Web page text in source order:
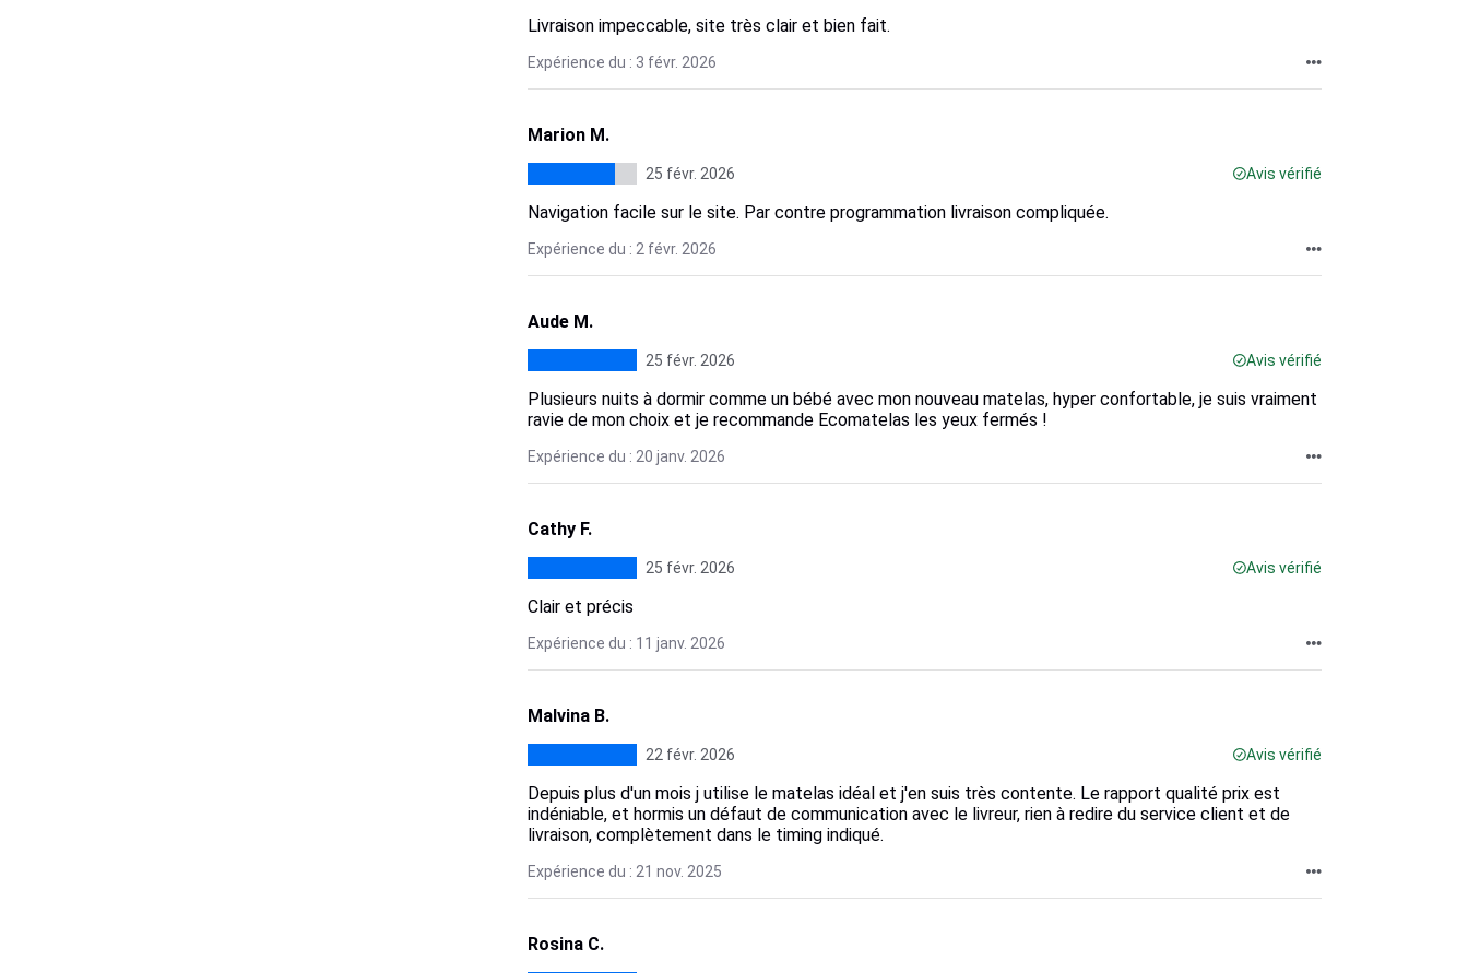
Livraison impeccable, site très clair et bien fait.
Expérience du : 3 févr. 2026
Marion M.
25 févr. 2026 Avis vérifié
Navigation facile sur le site. Par contre programmation livraison compliquée.
Expérience du : 2 févr. 2026
Aude M.
25 févr. 2026 Avis vérifié
Plusieurs nuits à dormir comme un bébé avec mon nouveau matelas, hyper confortable, je suis vraiment
ravie de mon choix et je recommande Ecomatelas les yeux fermés !
Expérience du : 20 janv. 2026
Cathy F.
25 févr. 2026 Avis vérifié
Clair et précis
Expérience du : 11 janv. 2026
Malvina B.
22 févr. 2026 Avis vérifié
Depuis plus d'un mois j utilise le matelas idéal et j'en suis très contente. Le rapport qualité prix est
indéniable, et hormis un défaut de communication avec le livreur, rien à redire du service client et de
livraison, complètement dans le timing indiqué.
Expérience du : 21 nov. 2025
Rosina C.